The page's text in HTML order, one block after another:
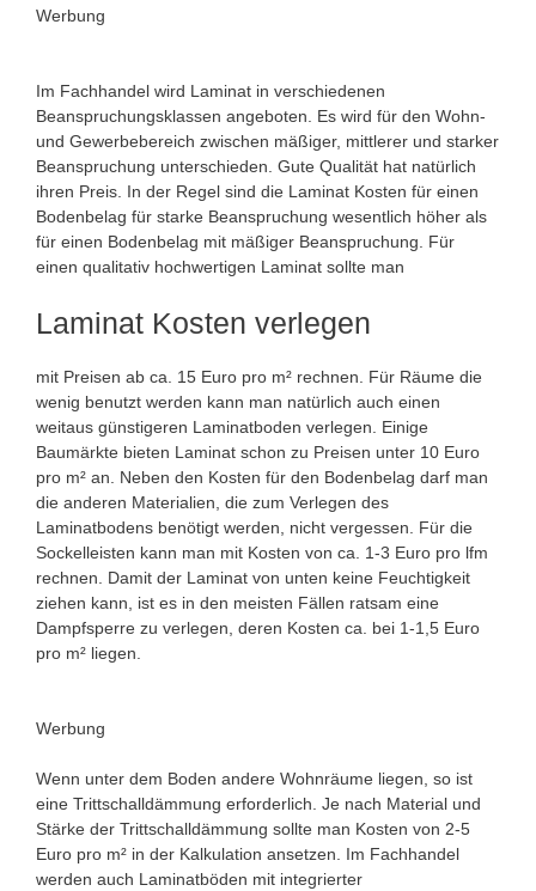
Werbung
Im Fachhandel wird Laminat in verschiedenen
Beanspruchungsklassen angeboten. Es wird für den Wohn-
und Gewerbebereich zwischen mäßiger, mittlerer und starker
Beanspruchung unterschieden. Gute Qualität hat natürlich
ihren Preis. In der Regel sind die Laminat Kosten für einen
Bodenbelag für starke Beanspruchung wesentlich höher als
für einen Bodenbelag mit mäßiger Beanspruchung. Für
einen qualitativ hochwertigen Laminat sollte man
Laminat Kosten verlegen
mit Preisen ab ca. 15 Euro pro m² rechnen. Für Räume die
wenig benutzt werden kann man natürlich auch einen
weitaus günstigeren Laminatboden verlegen. Einige
Baumärkte bieten Laminat schon zu Preisen unter 10 Euro
pro m² an. Neben den Kosten für den Bodenbelag darf man
die anderen Materialien, die zum Verlegen des
Laminatbodens benötigt werden, nicht vergessen. Für die
Sockelleisten kann man mit Kosten von ca. 1-3 Euro pro lfm
rechnen. Damit der Laminat von unten keine Feuchtigkeit
ziehen kann, ist es in den meisten Fällen ratsam eine
Dampfsperre zu verlegen, deren Kosten ca. bei 1-1,5 Euro
pro m² liegen.
Werbung
Wenn unter dem Boden andere Wohnräume liegen, so ist
eine Trittschalldämmung erforderlich. Je nach Material und
Stärke der Trittschalldämmung sollte man Kosten von 2-5
Euro pro m² in der Kalkulation ansetzen. Im Fachhandel
werden auch Laminatböden mit integrierter